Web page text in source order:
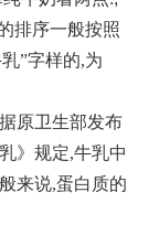
排序一般按照
”字样的,为
原卫生部发布
》规定,牛乳中
来说,蛋白质的